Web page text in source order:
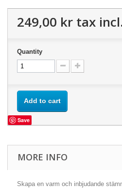
249,00 kr tax
Quantity
Add to cart
Save
MORE INFO
Skapa en varm och inbjudande